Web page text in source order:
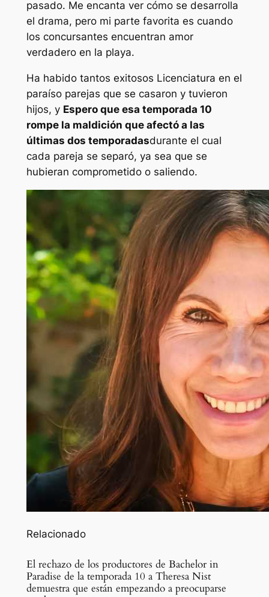
pasado. Me encanta ver cómo se desarrolla
el drama, pero mi parte favorita es cuando
los concursantes encuentran amor
verdadero en la playa.
Ha habido tantos exitosos Licenciatura en el
paraísoparejas que se casaron y tuvieron
hijos, y Espero que esa temporada 10
rompe la maldición que afectó a las
últimas dos temporadasdurante el cual
cada pareja se separó, ya sea que se
hubieran comprometido o saliendo.
Relacionado
El rechazo de los productores de Bachelor in
Paradise de la temporada 10 a Theresa Nist
demuestra que están empezando a preocuparse